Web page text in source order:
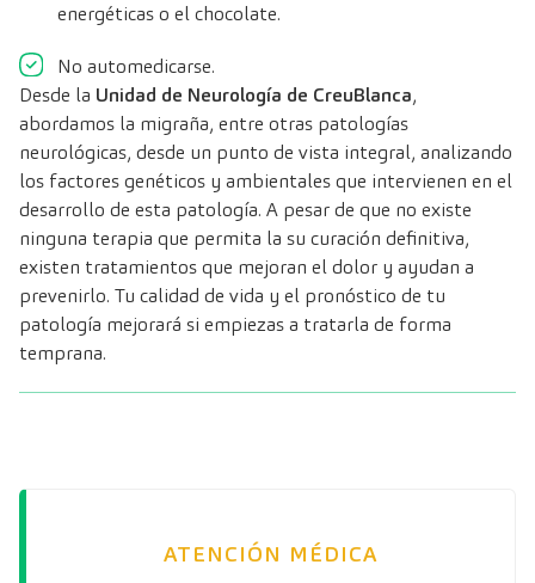
energéticas o el chocolate.
No automedicarse.
Desde la Unidad de Neurología de CreuBlanca,
abordamos la migraña, entre otras patologías
neurológicas, desde un punto de vista integral, analizando
los factores genéticos y ambientales que intervienen en el
desarrollo de esta patología. A pesar de que no existe
ninguna terapia que permita la su curación definitiva,
existen tratamientos que mejoran el dolor y ayudan a
prevenirlo. Tu calidad de vida y el pronóstico de tu
patología mejorará si empiezas a tratarla de forma
temprana.
ATENCIÓN MÉDICA